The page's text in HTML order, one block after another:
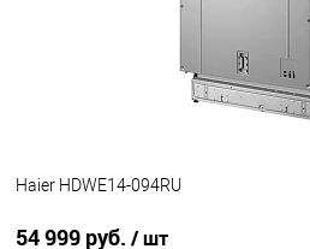
Haier HDWE14-094RU
54 999 руб. / шт